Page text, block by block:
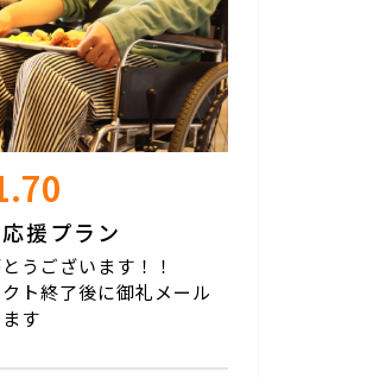
チュイール
、アーモンド、生クリーム
示：本製品の工場では小麦、
ーモンド、乳製品を含む製品
ります。
日より1ヶ月
日光を避け冷暗所で保存
温援プラン
うございます！！
ト終了後に御礼メール
す